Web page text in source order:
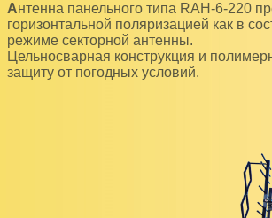
Антенна панельного типа RAH-6-220 предназначена для обеспечения телевизионного вещания с
горизонтальной поляризацией как в
режиме секторной антенны.
Цельносварная конструкция и
защиту от погодных условий.